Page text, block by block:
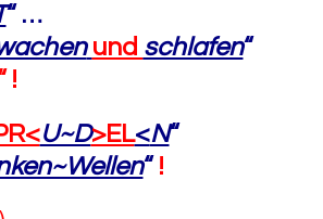
“ …
und schlafen“
!
U~D>EL<N“
“ !